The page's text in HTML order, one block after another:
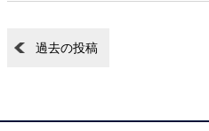
過去の投稿